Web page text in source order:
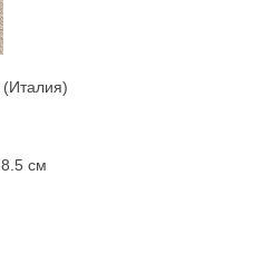
(Италия)
8.5 см